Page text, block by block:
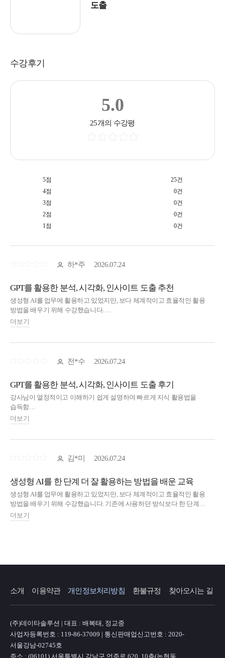
도출
소개 이용약관 개인정보처리방침 환불규정 찾아오시는 길
(주)데이타솔루션 | 대표 : 배복태, 정교중
사업자등록번호 : 119-86-37009 | 통신판매업신고번호 : 2020-
서울강남-02745호
주소 : (06101) 서울특별시 강남구 언주로 620, 10층(논현동,